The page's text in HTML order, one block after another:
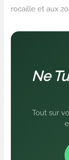
rocaille et aux
Ne
Tout sur